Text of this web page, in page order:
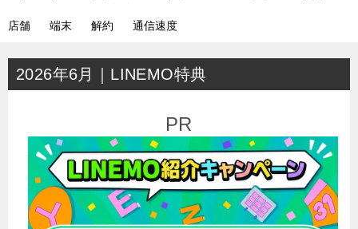
店舗 端末 解約 通信速度
2026年6月｜LINEMO特典
PR